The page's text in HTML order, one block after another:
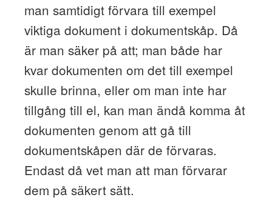
man samtidigt förvara till exempel
viktiga dokument i dokumentskåp. Då
är man säker på att; man både har
kvar dokumenten om det till exempel
skulle brinna, eller om man inte har
tillgång till el, kan man ändå komma åt
dokumenten genom att gå till
dokumentskåpen där de förvaras.
Endast då vet man att man förvarar
dem på säkert sätt.